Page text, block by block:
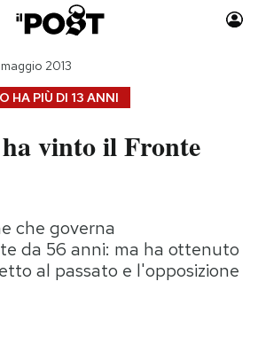
Auto
Moda
Storie/Idee
Ok Boomer!
Media
HA PIÙ DI 13 ANNI
2013
vinto il Fronte
che governa
da 56 anni: ma ha ottenuto
al passato e l'opposizione